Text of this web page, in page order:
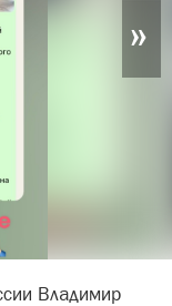
»
Владимир